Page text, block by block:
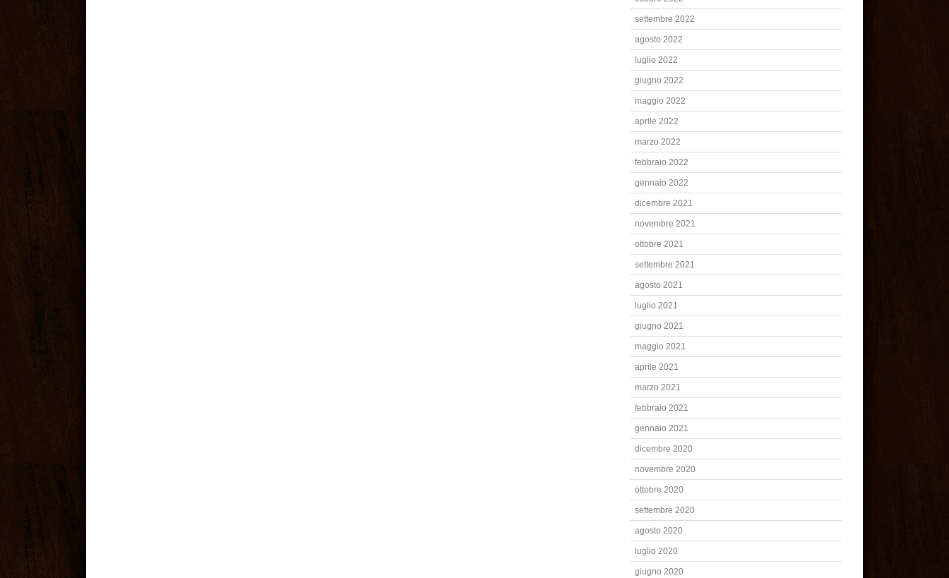
settembre 2022
agosto 2022
luglio 2022
giugno 2022
maggio 2022
aprile 2022
marzo 2022
febbraio 2022
gennaio 2022
dicembre 2021
novembre 2021
ottobre 2021
settembre 2021
agosto 2021
luglio 2021
giugno 2021
maggio 2021
aprile 2021
marzo 2021
febbraio 2021
gennaio 2021
dicembre 2020
novembre 2020
ottobre 2020
settembre 2020
agosto 2020
luglio 2020
giugno 2020